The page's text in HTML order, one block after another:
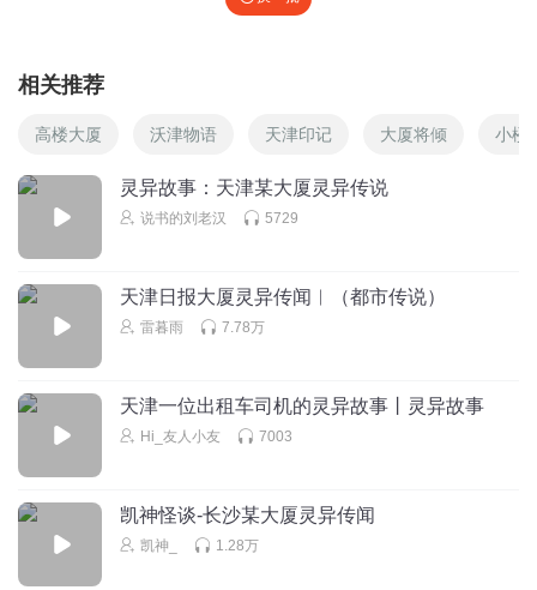
相关推荐
高楼大厦 沃津物语 天津印记 大厦将倾 小楼
灵异故事：天津某大厦灵异传说
说书的刘老汉 5729
天津日报大厦灵异传闻︱（都市传说）
雷暮雨 7.78万
天津一位出租车司机的灵异故事丨灵异故事
Hi_友人小友 7003
凯神怪谈-长沙某大厦灵异传闻
凯神_ 1.28万